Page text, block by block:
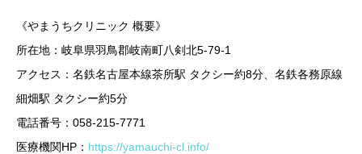
《やまうちクリニック 概要》
所在地：岐阜県羽鳥郡岐南町八剣北5-79‐1
アクセス：名鉄名古屋本線茶所駅 タクシー約8分、名鉄各務原線
細畑駅 タクシー約5分
電話番号：058-215-7771
医療機関HP： https://yamauchi-cl.info/